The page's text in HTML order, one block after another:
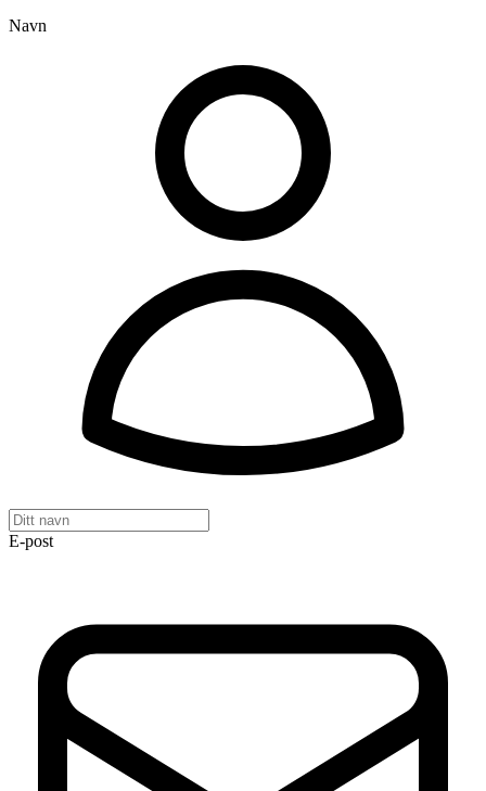
Navn
E-post